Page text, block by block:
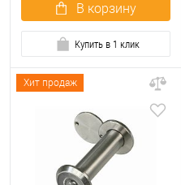
В корзину
Купить в 1 клик
Хит продаж